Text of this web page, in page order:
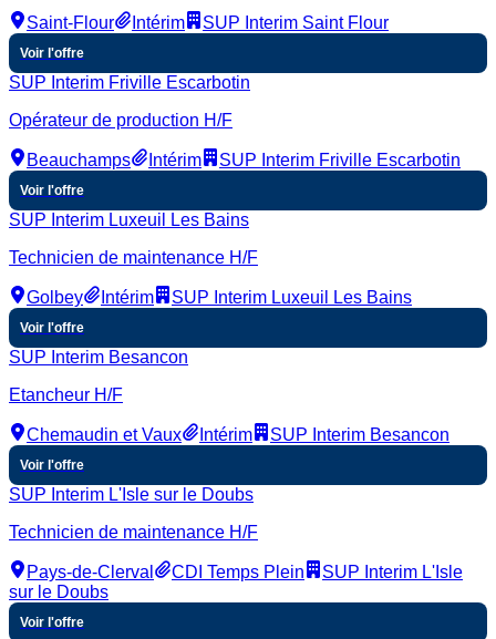
Saint-Flour Intérim SUP Interim Saint Flour
Voir l'offre
SUP Interim Friville Escarbotin
Opérateur de production H/F
Beauchamps Intérim SUP Interim Friville Escarbotin
Voir l'offre
SUP Interim Luxeuil Les Bains
Technicien de maintenance H/F
Golbey Intérim SUP Interim Luxeuil Les Bains
Voir l'offre
SUP Interim Besancon
Etancheur H/F
Chemaudin et Vaux Intérim SUP Interim Besancon
Voir l'offre
SUP Interim L'Isle sur le Doubs
Technicien de maintenance H/F
Pays-de-Clerval CDI Temps Plein
SUP Interim L'Isle
sur le Doubs
Voir l'offre